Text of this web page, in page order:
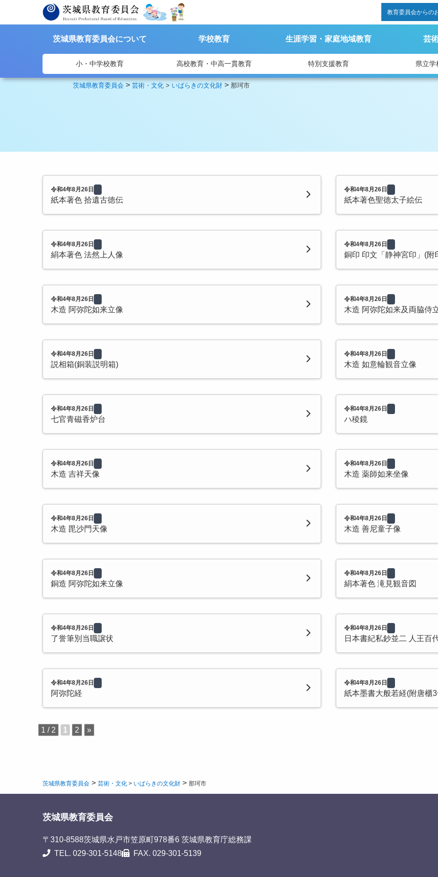
教育委員会からの
茨城県教育委員会について 学校教育 生涯学習・家庭地域教育 芸
小・中学校教育 高校教育・中高一貫教育 特別支援教育 県立学
茨城県教育委員会 >芸術・文化 > いばらきの文化財 >那珂市
令和4年8月26日
紙本著色 拾遺古徳伝
令和4年8月26日
紙本著色聖徳太子絵伝
令和4年8月26日
絹本著色 法然上人像
令和4年8月26日
銅印 印文「静神宮印」(附
令和4年8月26日
木造 阿弥陀如来立像
令和4年8月26日
木造 阿弥陀如来及両脇侍
令和4年8月26日
説相箱(銅装説明箱)
令和4年8月26日
木造 如意輪観音立像
令和4年8月26日
七官青磁香炉台
令和4年8月26日
ハ稜鏡
令和4年8月26日
木造 吉祥天像
令和4年8月26日
木造 薬師如来坐像
令和4年8月26日
木造 毘沙門天像
令和4年8月26日
木造 善尼童子像
令和4年8月26日
銅造 阿弥陀如来立像
令和4年8月26日
絹本著色 滝見観音図
令和4年8月26日
了誉筆別当職譲状
令和4年8月26日
日本書紀私鈔並二 人王百
令和4年8月26日
阿弥陀経
令和4年8月26日
紙本墨書大般若経(附唐櫃
1 / 2 1 2 »
茨城県教育委員会 > 芸術・文化 > いばらきの文化財 > 那珂市
茨城県教育委員会
〒310-8588茨城県水戸市笠原町978番6 茨城県教育庁総務課
TEL. 029-301-5148
FAX. 029-301-5139